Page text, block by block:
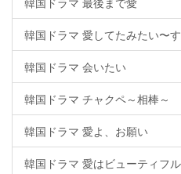
韓国ドラマ 愛してたみたい〜
韓国ドラマ 会いたい
韓国ドラマ チャクペ～相棒～
韓国ドラマ 愛よ、お願い
韓国ドラマ 愛はビューティフ